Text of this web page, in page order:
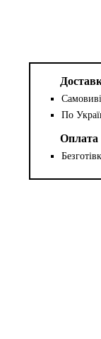
По
Оплата